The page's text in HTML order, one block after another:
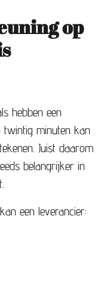
op
hebben een
twintig minuten kan
Juist daarom
belangrijker in
een leverancier: